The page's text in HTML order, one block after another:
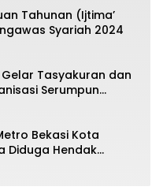
Tahunan (Ijtima’
Syariah 2024
Tasyakuran dan
Serumpun
Bekasi Kota
Diduga Hendak